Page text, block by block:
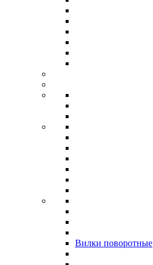
Вилки поворотные